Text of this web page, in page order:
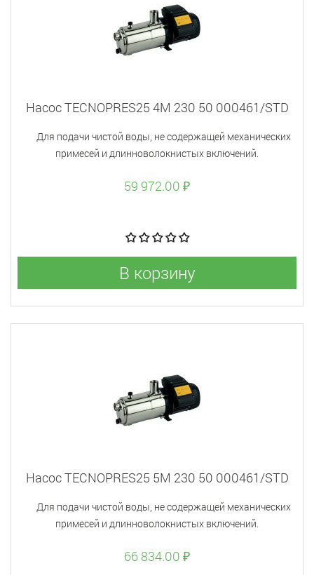
Насос TECNOPRES25 4M 230 50 000461/STD
Для подачи чистой воды, не содержащей механических
примесей и длинноволокнистых включений.
59 972.00 ₽
В корзину
Насос TECNOPRES25 5M 230 50 000461/STD
Для подачи чистой воды, не содержащей механических
примесей и длинноволокнистых включений.
66 834.00 ₽